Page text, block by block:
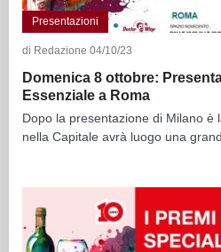
Presentazioni
di Redazione 04/10/23
Domenica 8 ottobre:
Essenziale a Roma
Dopo la presentazione di Milano è
nella Capitale avrà luogo una